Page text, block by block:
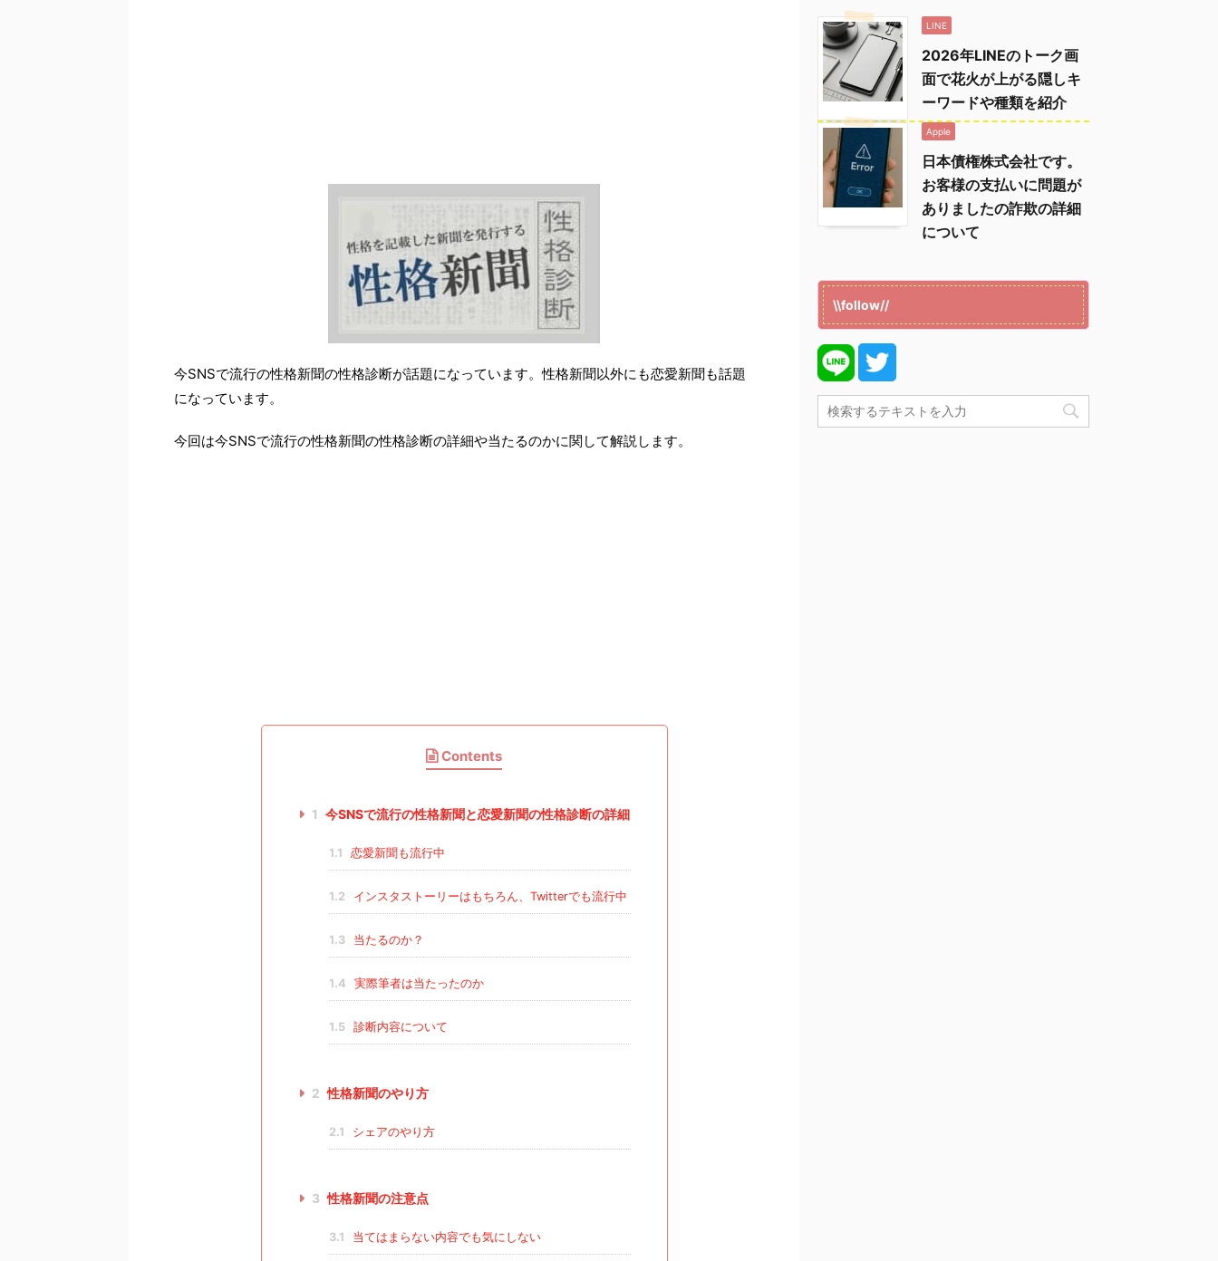
今SNSで流行の性格新聞の性格診断が話題になっています。性格新聞以外にも恋愛新聞も話題
になっています。
今回は今SNSで流行の性格新聞の性格診断の詳細や当たるのかに関して解説します。
Contents
1 今SNSで流行の性格新聞と恋愛新聞の性格診断の詳細
1.1 恋愛新聞も流行中
1.2 インスタストーリーはもちろん、Twitterでも流行中
1.3 当たるのか？
1.4 実際筆者は当たったのか
1.5 診断内容について
2 性格新聞のやり方
2.1 シェアのやり方
3 性格新聞の注意点
3.1 当てはまらない内容でも気にしない
LINE
2026年LINEのトーク画
面で花火が上がる隠しキ
ーワードや種類を紹介
Apple
日本債権株式会社です。
お客様の支払いに問題が
ありましたの詐欺の詳細
について
\\follow//